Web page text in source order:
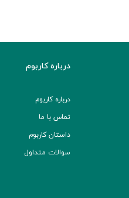
درباره کاربوم
درباره کاربوم
تماس با ما
داستان کاربوم
سوالات متداول